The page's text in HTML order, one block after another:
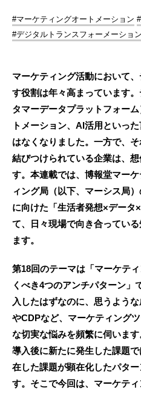
#マーケティングオートメーション
#デジタルトランスフォーメーション
マーケティング活動において
す役割は年々高まっています
タマーデータプラットフォー
トメーション、AI活用といっ
はなくなりました。一方で、
結びつけられている企業は、
す。本連載では、博報堂マー
ィング局（以下、マーシス局
に向けた「生活者発想×データ
て、日々現場で向き合ってい
ます。
第18回のテーマは「マーケテ
くべき4つのアンチパターン」
入したはずなのに、思うよう
やCDPなど、マーケティング
な切実な悩みを頻繁に伺いま
導入後に新たに発生した課題
在した課題が顕在化したパタ
す。そこで今回は、マーケテ